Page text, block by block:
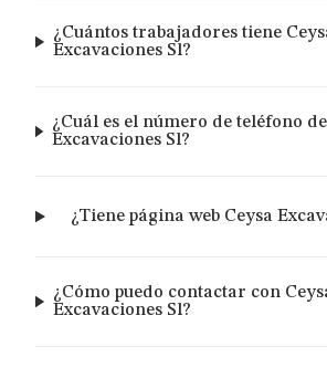
¿Cuántos trabajadores tiene
Excavaciones Sl?
¿Cuál es el número de teléfono
Excavaciones Sl?
¿Tiene página web Ceysa
¿Cómo puedo contactar con
Excavaciones Sl?